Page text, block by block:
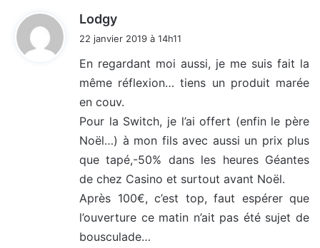
Lodgy
:
22 janvier 2019 à 14h11
En regardant moi aussi, je me suis fait la
même réflexion… tiens un produit marée
en couv.
Pour la Switch, je l’ai offert (enfin le père
Noël…) à mon fils avec aussi un prix plus
que tapé,-50% dans les heures Géantes
de chez Casino et surtout avant Noël.
Après 100€, c’est top, faut espérer que
l’ouverture ce matin n’ait pas été sujet de
bousculade…